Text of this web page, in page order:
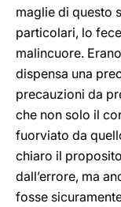
maglie di questo
particolari, lo
malincuore.
dispensa una
precauzioni da
che non solo il
fuorviato da
chiaro il
dall’errore, ma
fosse